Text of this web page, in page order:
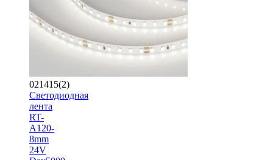
021415(2)
Светодиодная
лента
RT-
A120-
8mm
24V